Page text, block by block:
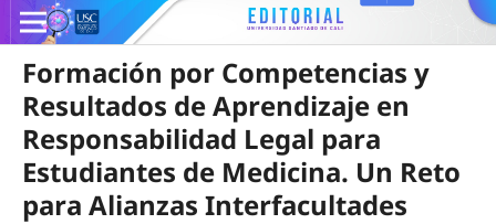
Formación por Competencias y
Resultados de Aprendizaje en
Responsabilidad Legal para
Estudiantes de Medicina. Un Reto
para Alianzas Interfacultades